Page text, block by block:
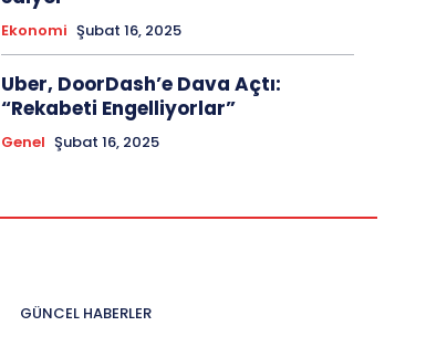
Ekonomi Şubat 16, 2025
Uber, DoorDash’e Dava Açtı:
“Rekabeti Engelliyorlar”
Genel Şubat 16, 2025
GÜNCEL HABERLER